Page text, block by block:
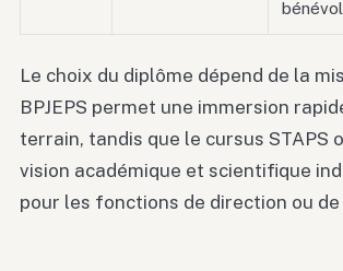
Le choix du diplôme dépend de la
BPJEPS permet une immersion
terrain, tandis que le cursus STAPS
vision académique et scientifique
pour les fonctions de direction ou